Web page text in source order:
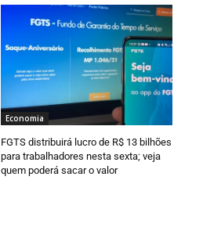
Economia
FGTS distribuirá lucro de R$ 13 bilhões
para trabalhadores nesta sexta; veja
quem poderá sacar o valor